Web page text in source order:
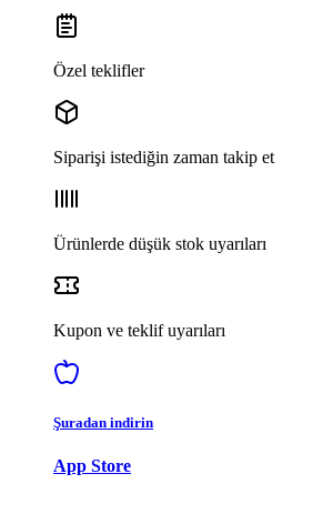
Özel teklifler
Siparişi istediğin zaman takip et
Ürünlerde düşük stok uyarıları
Kupon ve teklif uyarıları
Şuradan indirin
App Store